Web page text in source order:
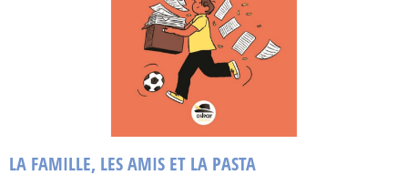
LA FAMILLE, LES AMIS ET LA PASTA